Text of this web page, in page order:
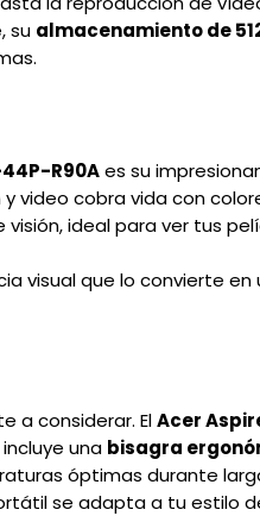
su almacenamiento de 512
R90Aes su
video cobra vida con
ideal para ver tus
visual que lo convierte
a considerar. ElAcer
una bisagra
óptimas durante
se adapta a tu estilo